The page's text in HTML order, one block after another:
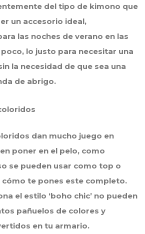
del tipo de kimono que
un accesorio ideal,
las noches de verano en las
lo justo para necesitar una
la necesidad de que sea una
de abrigo.
dan mucho juego en
poner en el pelo, como
se pueden usar como top o
cómo te pones este completo.
el estilo ‘boho chic’ no pueden
pañuelos de colores y
en tu armario.